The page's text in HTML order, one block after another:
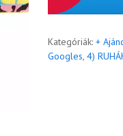
Kategóriák:+
Googles,4)